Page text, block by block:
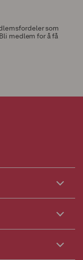
som
medlem for å få